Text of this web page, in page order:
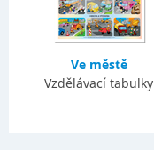
Ve městě
Vzdělávací tabulky